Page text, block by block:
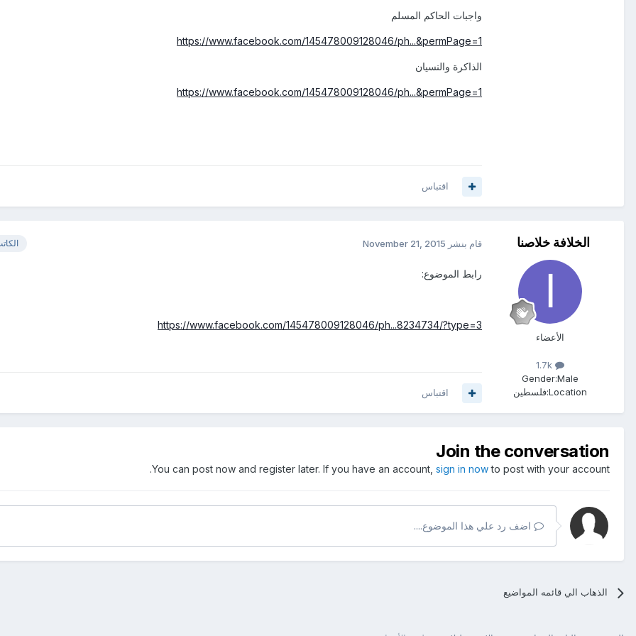
واجبات الحاكم المسلم
https://www.facebook.com/145478009128046/ph...&permPage=1
الذاكرة والنسيان
https://www.facebook.com/145478009128046/ph...&permPage=1
اقتباس
الخلافة خلاصنا
الأعضاء
Gender:Male
Location:فلسطين
قام بنشر November 21, 2015
رابط الموضوع:
https://www.facebook.com/145478009128046/ph...8234734/?type=3
اقتباس
Join the conversation
You can post now and register later. If you have an account, sign in nowto post with your account.
اضف رد علي هذا الموضوع....
الذهاب الي قائمه المواضيع